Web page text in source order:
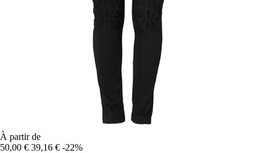
À partir de
50,00 € 39,16 € -22%